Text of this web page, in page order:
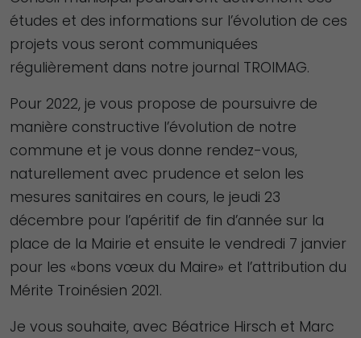
études et des informations sur l’évolution de ces
projets vous seront communiquées
régulièrement dans notre journal TROIMAG.
Pour 2022, je vous propose de poursuivre de
manière constructive l’évolution de notre
commune et je vous donne rendez-vous,
naturellement avec prudence et selon les
mesures sanitaires en cours, le jeudi 23
décembre pour l’apéritif de fin d’année sur la
place de la Mairie et ensuite le vendredi 7 janvier
pour les «bons vœux du Maire» et l’attribution du
Mérite Troinésien 2021.
Je vous souhaite, avec Béatrice Hirsch et Marc